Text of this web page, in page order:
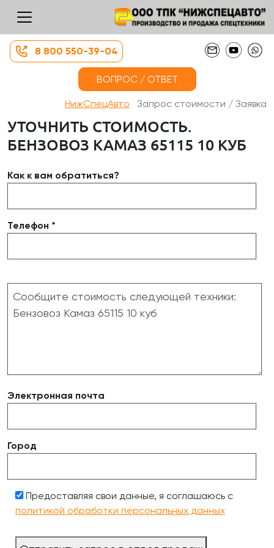
8 800 550-39-04
ВОПРОС / ОТВЕТ
НижСпецАвто Запрос стоимости / Заявка
УТОЧНИТЬ СТОИМОСТЬ.
БЕНЗОВОЗ КАМАЗ 65115 10 КУБ
Как к вам обратиться?
Телефон *
Электронная почта
Город
Предоставляя свои данные, я соглашаюсь с
политикой обработки персональных данных